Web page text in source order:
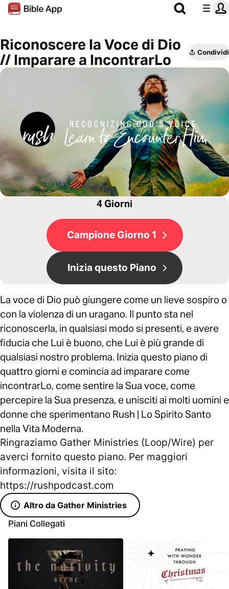
Riconoscere la Voce di Dio
// Imparare a IncontrarLo
Condividi
4 Giorni
Campione Giorno 1
Inizia questo Piano
La voce di Dio può giungere come un lieve sospiro o
con la violenza di un uragano. Il punto sta nel
riconoscerla, in qualsiasi modo si presenti, e avere
fiducia che Lui è buono, che Lui è più grande di
qualsiasi nostro problema. Inizia questo piano di
quattro giorni e comincia ad imparare come
incontrarLo, come sentire la Sua voce, come
percepire la Sua presenza, e unisciti ai molti uomini e
donne che sperimentano Rush | Lo Spirito Santo
nella Vita Moderna.
Ringraziamo Gather Ministries (Loop/Wire) per
averci fornito questo piano. Per maggiori
informazioni, visita il sito:
https://rushpodcast.com
Altro da Gather Ministries
Piani Collegati